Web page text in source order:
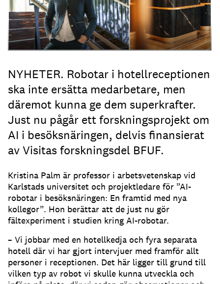
NYHETER. Robotar i hotellreceptionen
ska inte ersätta medarbetare, men
däremot kunna ge dem superkrafter.
Just nu pågår ett forskningsprojekt om
AI i besöksnäringen, delvis finansierat
av Visitas forskningsdel BFUF.
Kristina Palm är professor i arbetsvetenskap vid
Karlstads universitet och projektledare för ”AI-
robotar i besöksnäringen: En framtid med nya
kollegor”. Hon berättar att de just nu gör
fältexperiment i studien kring AI-robotar.
– Vi jobbar med en hotellkedja och fyra separata
hotell där vi har gjort intervjuer med framför allt
personer i receptionen. Det här ligger till grund till
vilken typ av robot vi skulle kunna utveckla och